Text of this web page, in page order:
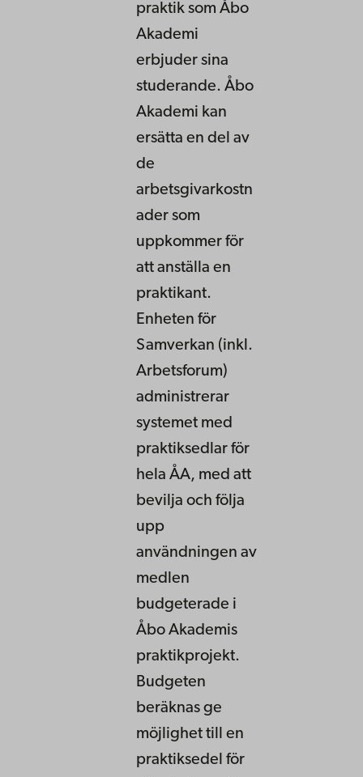
praktik som Åbo
Akademi
erbjuder sina
studerande. Åbo
Akademi kan
ersätta en del av
de
arbetsgivarkostn
ader som
uppkommer för
att anställa en
praktikant.
Enheten för
Samverkan (inkl.
Arbetsforum)
administrerar
systemet med
praktiksedlar för
hela ÅA, med att
bevilja och följa
upp
användningen av
medlen
budgeterade i
Åbo Akademis
praktikprojekt.
Budgeten
beräknas ge
möjlighet till en
praktiksedel för